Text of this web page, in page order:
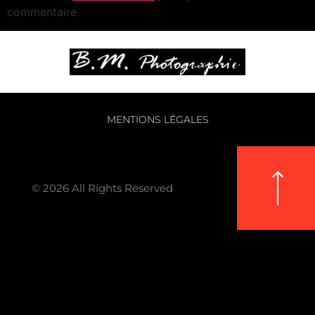
commentaire.
MENTIONS LÉGALES
© 2026 All Rights Reserved